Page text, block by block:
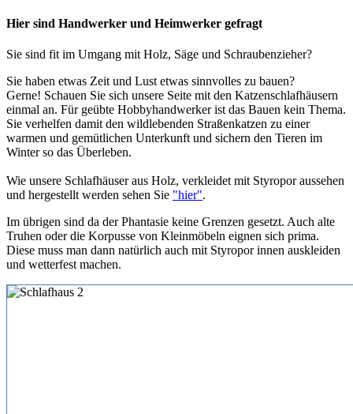
Hier sind Handwerker und Heimwerker gefragt
Sie sind fit im Umgang mit Holz, Säge und Schraubenzieher?
Sie haben etwas Zeit und Lust etwas sinnvolles zu bauen?
Gerne! Schauen Sie sich unsere Seite mit den Katzenschlafhäusern
einmal an. Für geübte Hobbyhandwerker ist das Bauen kein Thema.
Sie verhelfen damit den wildlebenden Straßenkatzen zu einer
warmen und gemütlichen Unterkunft und sichern den Tieren im
Winter so das Überleben.
Wie unsere Schlafhäuser aus Holz, verkleidet mit Styropor aussehen
und hergestellt werden sehen Sie "hier".
Im übrigen sind da der Phantasie keine Grenzen gesetzt. Auch alte
Truhen oder die Korpusse von Kleinmöbeln eignen sich prima.
Diese muss man dann natürlich auch mit Styropor innen auskleiden
und wetterfest machen.